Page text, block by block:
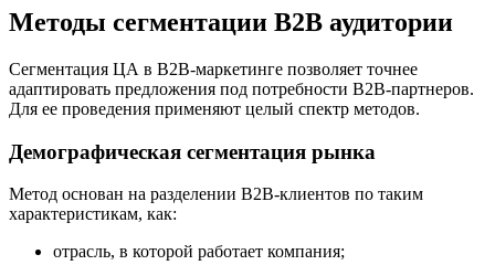
Методы сегментации B2B аудитории
Сегментация ЦА в B2B-маркетинге позволяет точнее
адаптировать предложения под потребности В2В-партнеров.
Для ее проведения применяют целый спектр методов.
Демографическая сегментация рынка
Метод основан на разделении В2В-клиентов по таким
характеристикам, как:
отрасль, в которой работает компания;